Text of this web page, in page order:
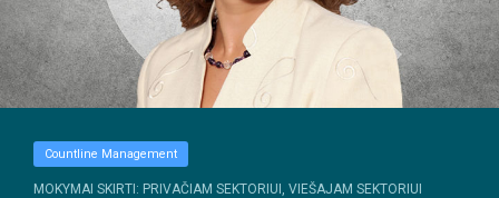
Countline Management
MOKYMAI SKIRTI: PRIVAČIAM SEKTORIUI, VIEŠAJAM SEKTORIUI